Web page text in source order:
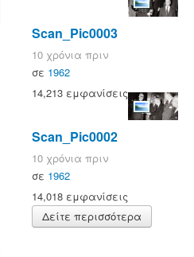
Scan_Pic0003
10 χρόνια πριν
σε 1962
14,213 εμφανίσεις
Scan_Pic0002
10 χρόνια πριν
σε 1962
14,018 εμφανίσεις
Δείτε περισσότερα